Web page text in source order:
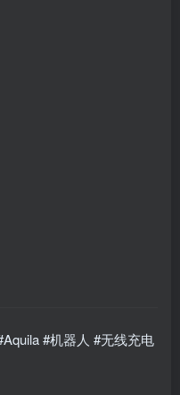
#机器人 #无线充电